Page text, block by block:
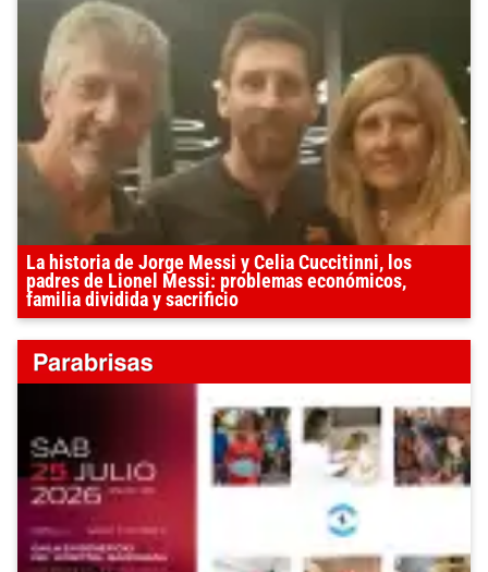
La historia de Jorge Messi y Celia Cuccitinni, los
padres de Lionel Messi: problemas económicos,
familia dividida y sacrificio